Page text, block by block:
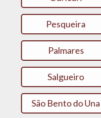
Pesqueira
Palmares
Salgueiro
São Bento do Una